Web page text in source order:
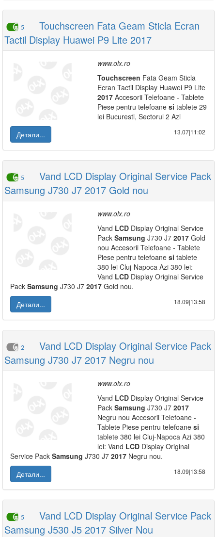
5
Touchscreen Fata Geam Sticla Ecran
Tactil Display Huawei P9 Lite 2017
www.olx.ro
Touchscreen Fata Geam Sticla
Ecran Tactil Display Huawei P9 Lite
2017 Accesorii Telefoane - Tablete
Piese pentru telefoane si tablete 29
lei Bucuresti, Sectorul 2 Azi
Детали...
13.07|11:02
5
Vand LCD Display Original Service Pack
Samsung J730 J7 2017 Gold nou
www.olx.ro
Vand LCD Display Original Service
Pack Samsung J730 J7 2017 Gold
nou Accesorii Telefoane - Tablete
Piese pentru telefoane si tablete
380 lei Cluj-Napoca Azi 380 lei:
Vand LCD Display Original Service
Pack Samsung J730 J7 2017 Gold nou.
Детали...
18.09|13:58
2
Vand LCD Display Original Service Pack
Samsung J730 J7 2017 Negru nou
www.olx.ro
Vand LCD Display Original Service
Pack Samsung J730 J7 2017
Negru nou Accesorii Telefoane -
Tablete Piese pentru telefoane si
tablete 380 lei Cluj-Napoca Azi 380
lei: Vand LCD Display Original
Service Pack Samsung J730 J7 2017 Negru nou.
Детали...
18.09|13:58
5
Vand LCD Display Original Service Pack
Samsung J530 J5 2017 Silver Nou